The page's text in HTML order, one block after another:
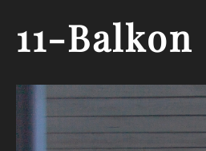
11-Balkon